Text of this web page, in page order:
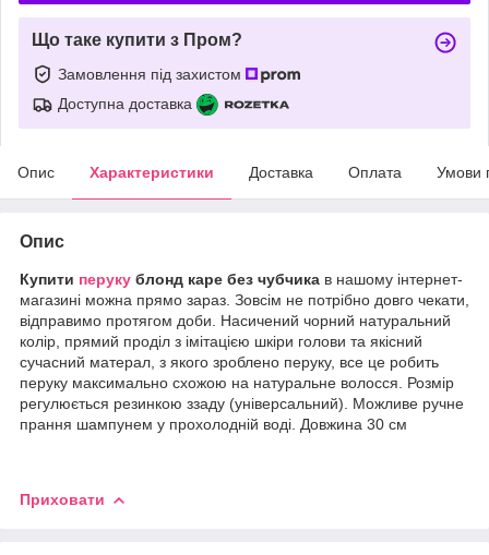
Що таке купити з Пром?
Замовлення під захистом
Доступна доставка
Опис Характеристики Доставка Оплата Умови
Опис
Купити перуку блонд каре без чубчика в нашому інтернет-
магазині можна прямо зараз. Зовсім не потрібно довго чекати,
відправимо протягом доби. Насичений чорний натуральний
колір, прямий проділ з імітацією шкіри голови та якісний
сучасний матерал, з якого зроблено перуку, все це робить
перуку максимально схожою на натуральне волосся. Розмір
регулюється резинкою ззаду (універсальний). Можливе ручне
прання шампунем у прохолодній воді. Довжина 30 см
Приховати